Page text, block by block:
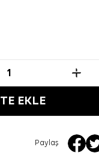
EKLE
Paylaş